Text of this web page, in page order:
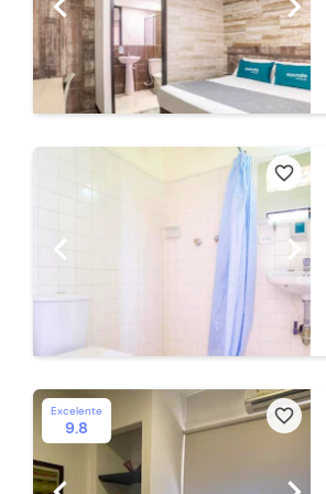
favorite_border
chevron_left chevron_right
Excelente
9.8
favorite_border